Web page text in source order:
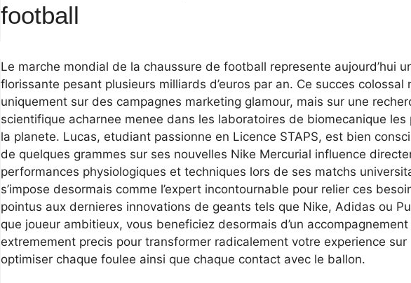
football
Le marche mondial de la chaussure de football represente aujourd’hui
florissante pesant plusieurs milliards d’euros par an. Ce succes colossal
uniquement sur des campagnes marketing glamour, mais sur une
scientifique acharnee menee dans les laboratoires de biomecanique les
la planete. Lucas, etudiant passionne en Licence STAPS, est bien
de quelques grammes sur ses nouvelles Nike Mercurial influence
performances physiologiques et techniques lors de ses matchs
s’impose desormais comme l’expert incontournable pour relier ces
pointus aux dernieres innovations de geants tels que Nike, Adidas ou
que joueur ambitieux, vous beneficiez desormais d’un
extremement precis pour transformer radicalement votre experience
optimiser chaque foulee ainsi que chaque contact avec le ballon.